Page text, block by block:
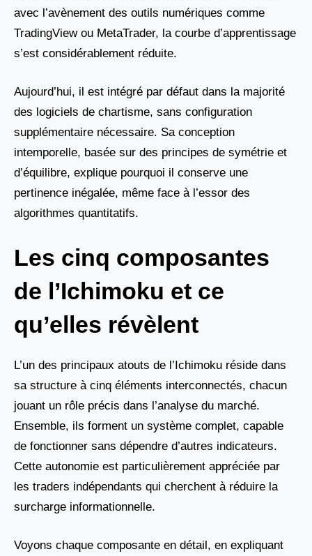
avec l’avènement des outils numériques comme
TradingView ou MetaTrader, la courbe d’apprentissage
s’est considérablement réduite.
Aujourd’hui, il est intégré par défaut dans la majorité
des logiciels de chartisme, sans configuration
supplémentaire nécessaire. Sa conception
intemporelle, basée sur des principes de symétrie et
d’équilibre, explique pourquoi il conserve une
pertinence inégalée, même face à l’essor des
algorithmes quantitatifs.
Les cinq composantes
de l’Ichimoku et ce
qu’elles révèlent
L’un des principaux atouts de l’Ichimoku réside dans
sa structure à cinq éléments interconnectés, chacun
jouant un rôle précis dans l’analyse du marché.
Ensemble, ils forment un système complet, capable
de fonctionner sans dépendre d’autres indicateurs.
Cette autonomie est particulièrement appréciée par
les traders indépendants qui cherchent à réduire la
surcharge informationnelle.
Voyons chaque composante en détail, en expliquant